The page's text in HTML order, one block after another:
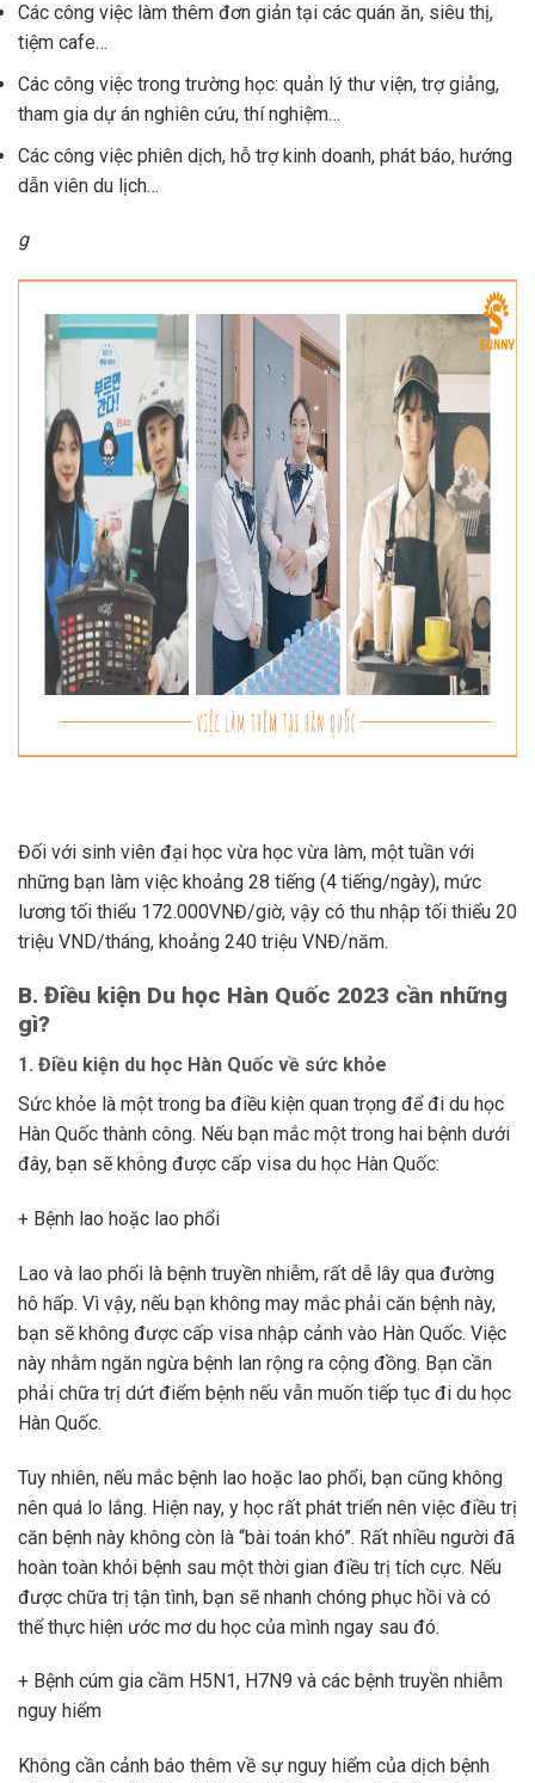
Các công việc làm thêm đơn giản tại các quán ăn, siêu thị,
tiệm cafe…
Các công việc trong trường học: quản lý thư viện, trợ giảng,
tham gia dự án nghiên cứu, thí nghiệm…
Các công việc phiên dịch, hỗ trợ kinh doanh, phát báo, hướng
dẫn viên du lịch…
g
Đối với sinh viên đại học vừa học vừa làm, một tuần với
những bạn làm việc khoảng 28 tiếng (4 tiếng/ngày), mức
lương tối thiểu 172.000VNĐ/giờ, vậy có thu nhập tối thiểu 20
triệu VND/tháng, khoảng 240 triệu VNĐ/năm.
B. Điều kiện Du học Hàn Quốc 2023 cần những
gì?
1. Điều kiện du học Hàn Quốc về sức khỏe
Sức khỏe là một trong ba điều kiện quan trọng để đi du học
Hàn Quốc thành công. Nếu bạn mắc một trong hai bệnh dưới
đây, bạn sẽ không được cấp visa du học Hàn Quốc:
+ Bệnh lao hoặc lao phổi
Lao và lao phổi là bệnh truyền nhiễm, rất dễ lây qua đường
hô hấp. Vì vậy, nếu bạn không may mắc phải căn bệnh này,
bạn sẽ không được cấp visa nhập cảnh vào Hàn Quốc. Việc
này nhằm ngăn ngừa bệnh lan rộng ra cộng đồng. Bạn cần
phải chữa trị dứt điểm bệnh nếu vẫn muốn tiếp tục đi du học
Hàn Quốc.
Tuy nhiên, nếu mắc bệnh lao hoặc lao phổi, bạn cũng không
nên quá lo lắng. Hiện nay, y học rất phát triển nên việc điều trị
căn bệnh này không còn là “bài toán khó”. Rất nhiều người đã
hoàn toàn khỏi bệnh sau một thời gian điều trị tích cực. Nếu
được chữa trị tận tình, bạn sẽ nhanh chóng phục hồi và có
thể thực hiện ước mơ du học của mình ngay sau đó.
+ Bệnh cúm gia cầm H5N1, H7N9 và các bệnh truyền nhiễm
nguy hiểm
Không cần cảnh báo thêm về sự nguy hiểm của dịch bệnh